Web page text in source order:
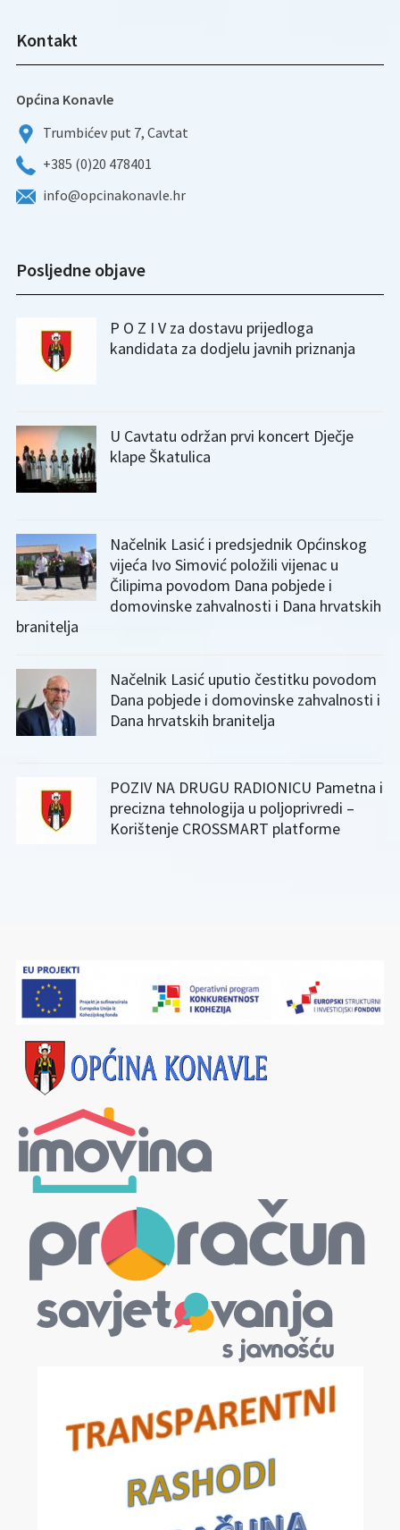
Kontakt
Općina Konavle
Trumbićev put 7, Cavtat
+385 (0)20 478401
info@opcinakonavle.hr
Posljedne objave
P O Z I V za dostavu prijedloga
kandidata za dodjelu javnih priznanja
U Cavtatu održan prvi koncert Dječje
klape Škatulica
Načelnik Lasić i predsjednik Općinskog
vijeća Ivo Simović položili vijenac u
Čilipima povodom Dana pobjede i
domovinske zahvalnosti i Dana hrvatskih
branitelja
Načelnik Lasić uputio čestitku povodom
Dana pobjede i domovinske zahvalnosti i
Dana hrvatskih branitelja
POZIV NA DRUGU RADIONICU Pametna i
precizna tehnologija u poljoprivredi –
Korištenje CROSSMART platforme